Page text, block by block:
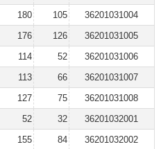
180 105
36201031004
176 126
36201031005
114 52
36201031006
113 66
36201031007
127 75
36201031008
52 32
36201032001
155 84
36201032002